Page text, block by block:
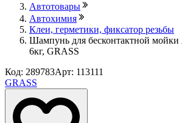
Автотовары
Автохимия
Клеи, герметики, фиксатор резьбы
Шампунь для бесконтактной мойки
6кг, GRASS
Код: 289783Арт: 113111
GRASS